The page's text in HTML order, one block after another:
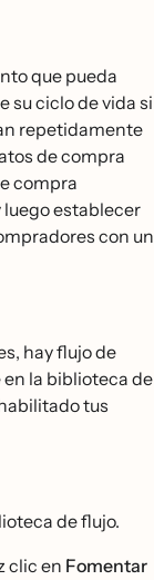
que pueda
su ciclo de vida si
repetidamente
de compra
compra
establecer
con un
hay flujo de
la biblioteca de
tus
de flujo.
clic en Fomentar